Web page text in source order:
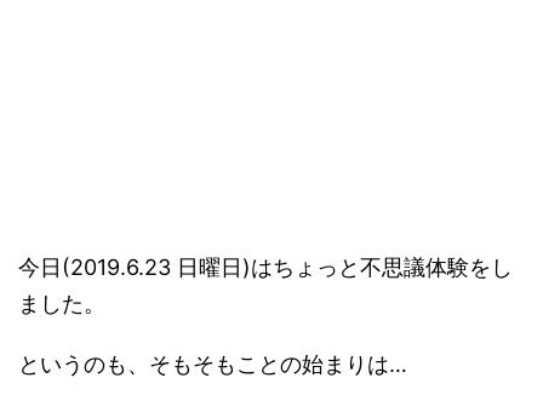
今日(2019.6.23 日曜日)はちょっと不思議体験をし
ました。
というのも、そもそもことの始まりは…